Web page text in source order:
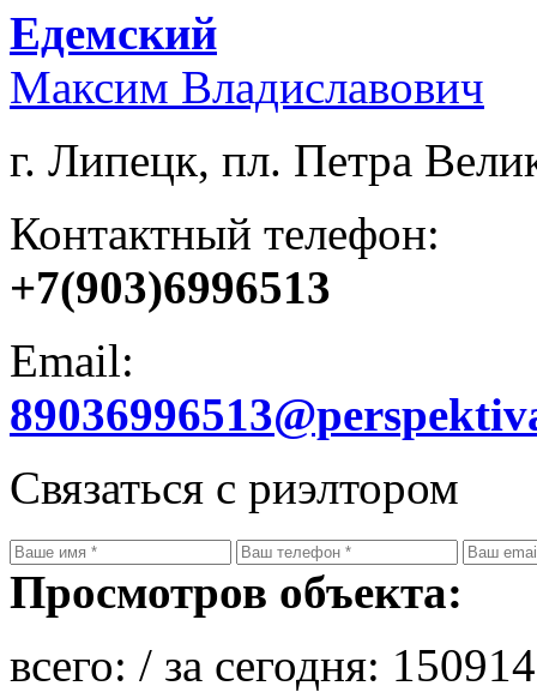
Едемский
Максим Владиславович
г. Липецк, пл. Петра
Контактный телефон:
+7(903)6996513
Email:
Связаться с риэлтором
Просмотров объекта:
всего: / за сегодня: